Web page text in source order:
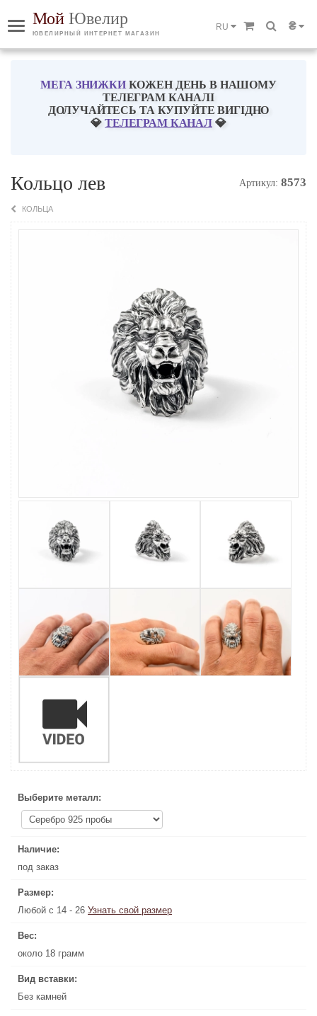
Мой Ювелир
ЮВЕЛИРНЫЙ ИНТЕРНЕТ МАГАЗИН
₴
RU
МЕГА ЗНИЖКИКОЖЕН ДЕНЬ В НАШОМУ
ТЕЛЕГРАМ КАНАЛІ
ДОЛУЧАЙТЕСЬ ТА КУПУЙТЕ ВИГІДНО
💎ТЕЛЕГРАМ КАНАЛ 💎
Кольцо лев Артикул: 8573
КОЛЬЦА
Выберите металл:
Наличие:
под заказ
Размер:
Любой с 14 - 26 Узнать свой размер
Вес:
около 18 грамм
Вид вставки:
Без камней
Узнать свой размер